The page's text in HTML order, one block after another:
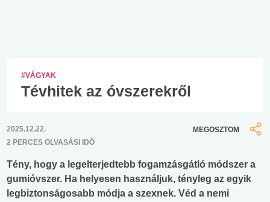
#VÁGYAK
Tévhitek az óvszerekről
2025.12.22.
2 PERCES OLVASÁSI IDŐ
MEGOSZTOM
Tény, hogy a legelterjedtebb fogamzásgátló módszer a
gumióvszer. Ha helyesen használjuk, tényleg az egyik
legbiztonságosabb módja a szexnek. Véd a nemi